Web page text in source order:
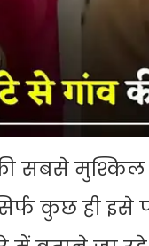
सबसे मुश्किल
कुछ ही